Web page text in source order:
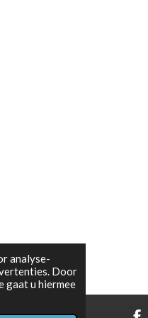
analyse-
Door
gaat u hiermee